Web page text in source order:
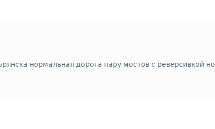
нормальная дорога пару мостов с реверсивкой но